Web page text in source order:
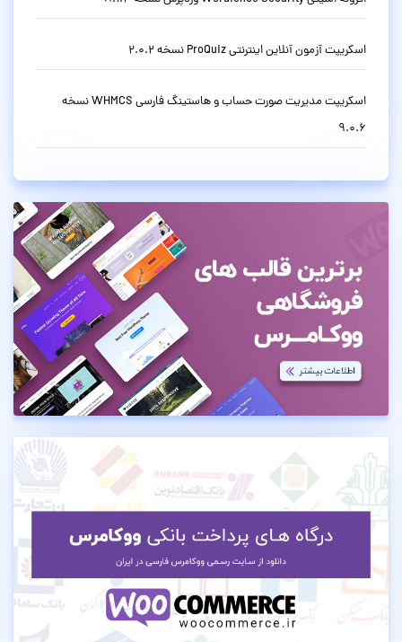
اسکریپت آزمون آنلاین اینترنتی ProQuiz نسخه 2.0.2
اسکریپت مدیریت صورت حساب و هاستینگ فارسی WHMCS نسخه
9.0.6